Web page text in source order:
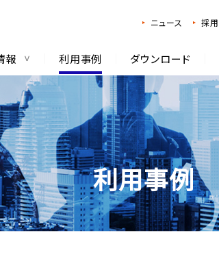
ニュース 採
報 利用事例 ダウンロード
利用事例